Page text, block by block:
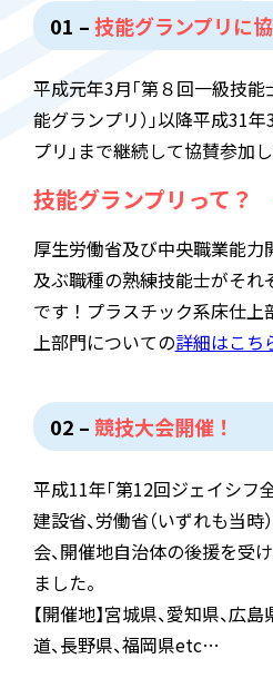
昭和57年10月29日
に「床仕上工事業」決
ジェイシフ 「床仕上管
仕上施工管理「組合
足
構造改善計画につい
企業近代化促進法第
づき承認を受ける
昭和61年4月18日
善事業を完遂させ21
まで参加
平成元年 4月–平成2年
「経営戦略化ビジョン
平成2年7月13日-
ジェイシフ「アクシ
建設省の後援により
平成4年5月25日
「ジェイシフ技術･技
発足
平成4年 7月–平成5年
労働環境改善フィー
平成13年6月
ジェイシフ「リフォ
発刊
ジェイシフ創立25周
平成18年11月–平成
催
01 –技能グランプリに
平成元年3月「第８回一級技能
能グランプリ）」以降平成31年
プリ 」まで継続して協賛参加
技能グランプリって？
厚生労働省及び中央職業能力
及ぶ職種の熟練技能士がそ
です！プラスチック系床仕上
上部門についての詳細はこち
02 – 競技大会開催！
平成11年「第12回ジェイシフ
建設省、労働省（いずれも当時
会、開催地自治体の後援を受け
ました。
【開催地】宮城県、愛知県、広島
道、長野県、福岡県etc…